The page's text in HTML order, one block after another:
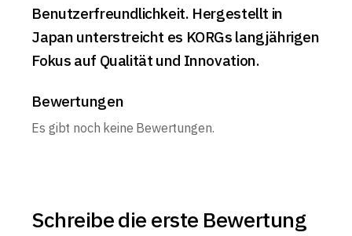
Benutzerfreundlichkeit. Hergestellt in
Japan unterstreicht es KORGs langjährigen
Fokus auf Qualität und Innovation.
Bewertungen
Es gibt noch keine Bewertungen.
Schreibe die erste Bewertung